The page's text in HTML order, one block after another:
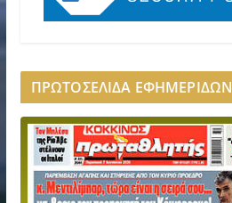
ΠΡΩΤΟΣΕΛΙΔΑ ΕΦΗΜΕΡΙΔΩΝ